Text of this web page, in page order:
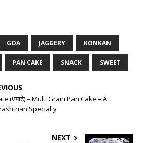
GOA JAGGERY KONKAN
PAN CAKE SNACK SWEET
(धपाटे) – Multi Grain Pan Cake – A
Specialty
NEXT